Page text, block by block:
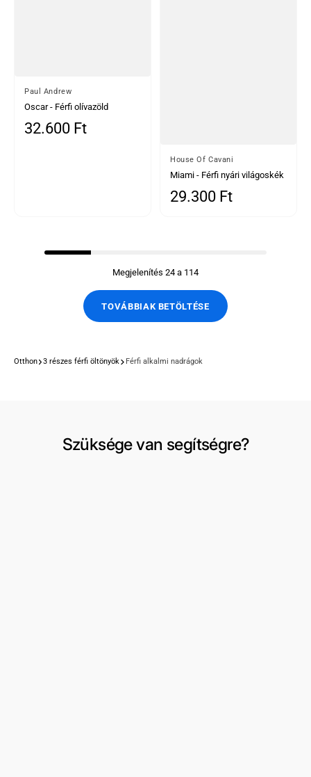
Által
Paul Andrew
Oscar - Férfi olívazöld
gyapjúkeverék tweed nadrág
Normál ár
32.600 Ft
Által
House Of Cavani
Miami - Férfi nyári világoskék
nadrág
Normál ár
29.300 Ft
Megjelenítés 24 a 114
TOVÁBBIAK BETÖLTÉSE
Otthon 3 részes férfi öltönyök Férfi alkalmi nadrágok
Szüksége van segítségre?